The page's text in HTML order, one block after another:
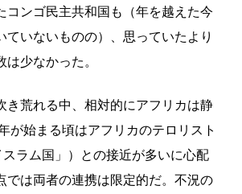
コンゴ民主共和国も（年を越えた今
ていないものの）、思っていたより
少なかった。
き荒れる中、相対的にアフリカは静
が始まる頃はアフリカのテロリスト
ラム国」）との接近が多いに心配
では両者の連携は限定的だ。不況の